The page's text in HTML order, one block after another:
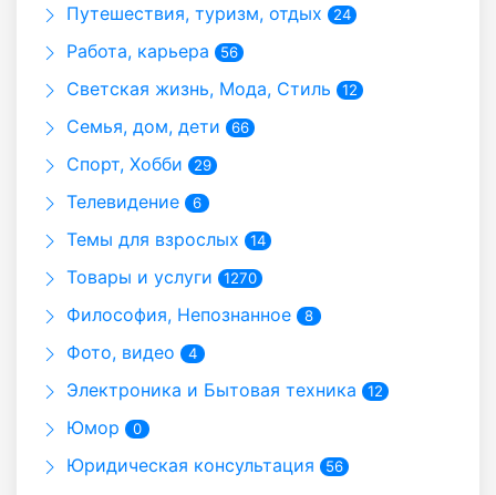
Путешествия, туризм, отдых 24
Работа, карьера 56
Светская жизнь, Мода, Стиль 12
Семья, дом, дети 66
Спорт, Хобби 29
Телевидение 6
Темы для взрослых 14
Товары и услуги 1270
Философия, Непознанное 8
Фото, видео 4
Электроника и Бытовая техника 12
Юмор 0
Юридическая консультация 56